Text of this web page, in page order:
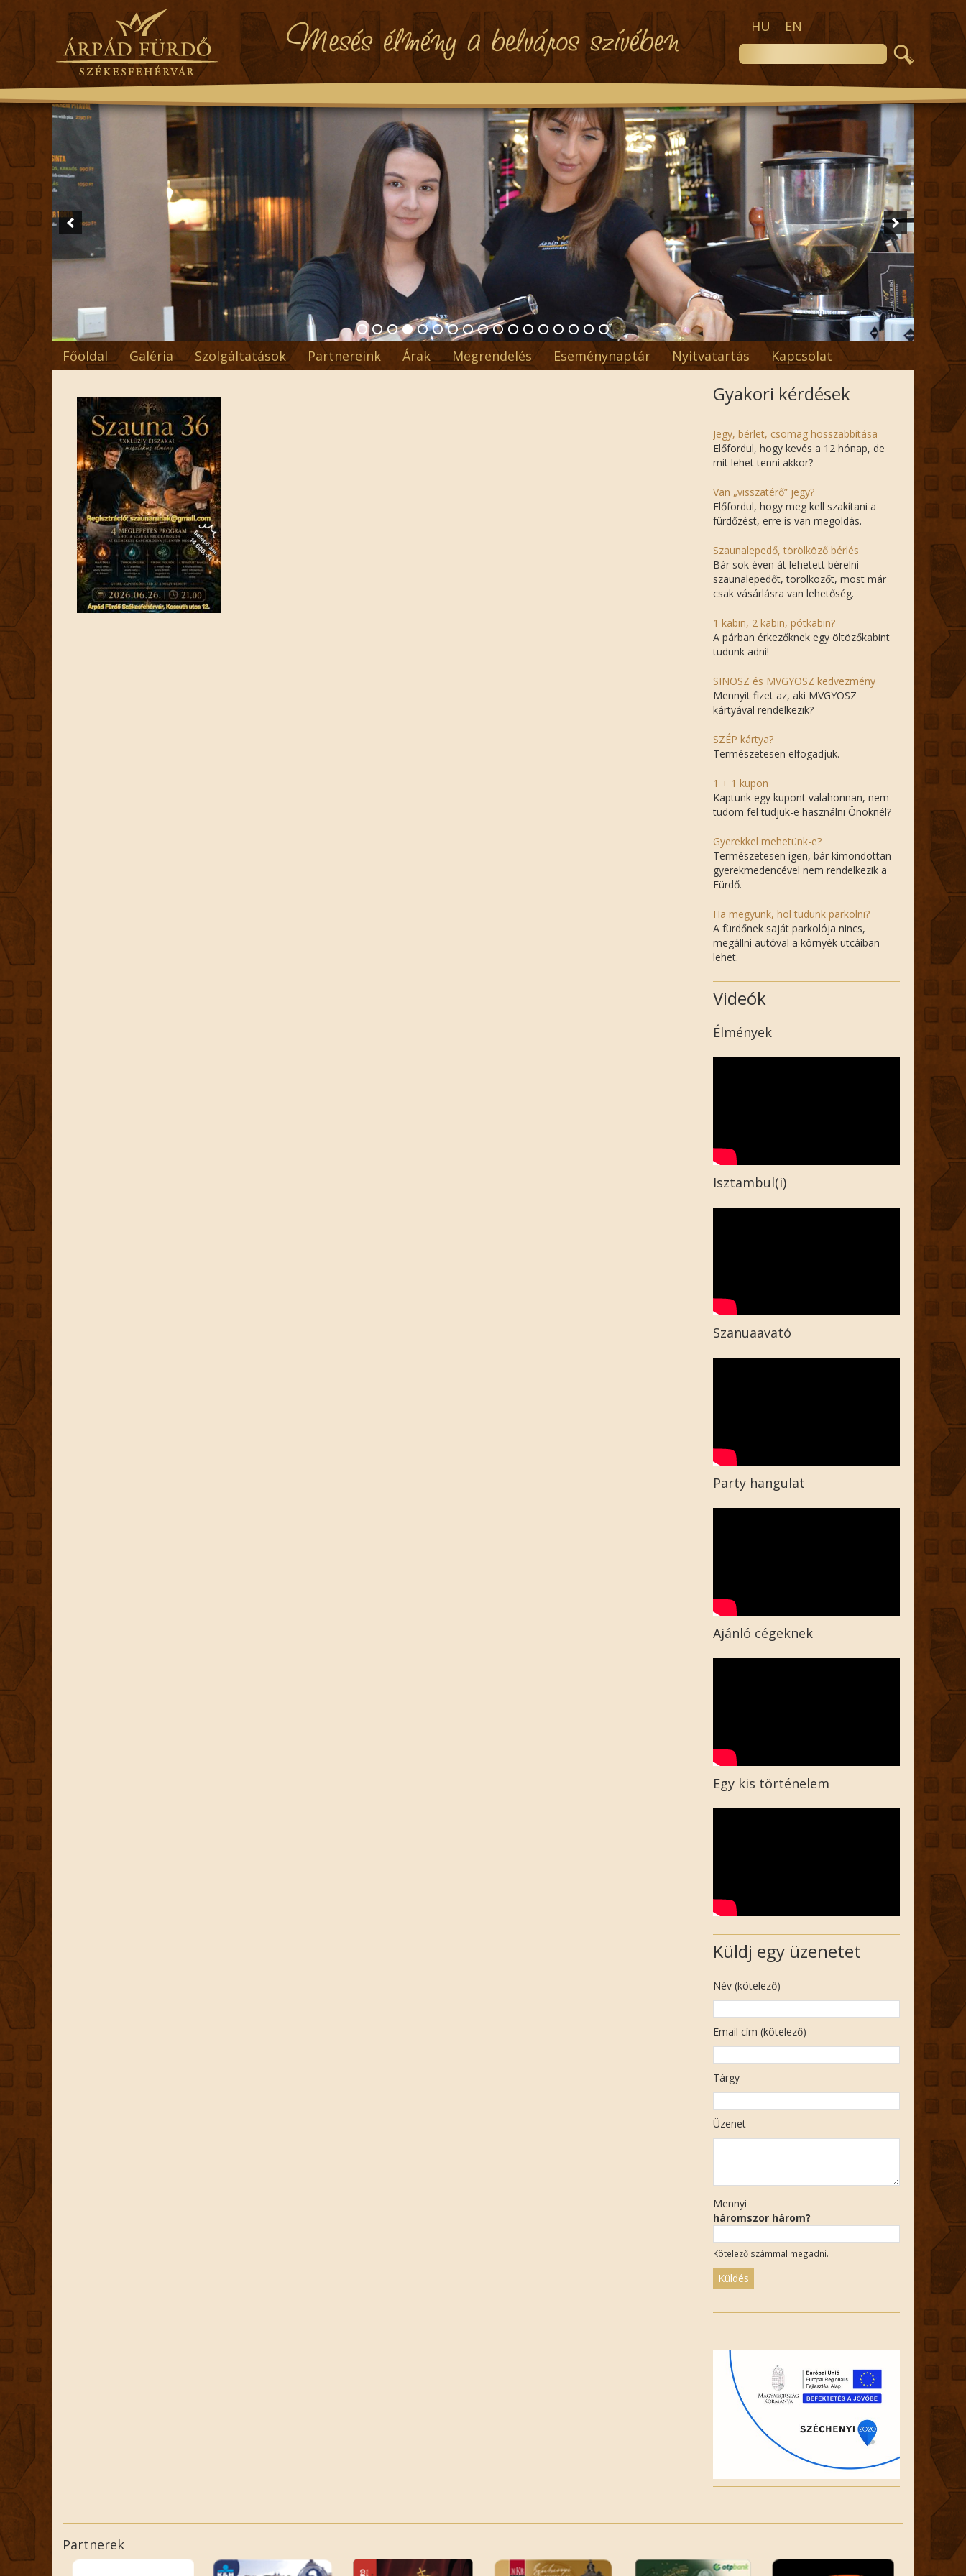
HU EN
Főoldal Galéria Szolgáltatások Partnereink Árak Megrendelés Eseménynaptár Nyitvatartás Kapcsolat
Gyakori kérdések
Jegy, bérlet, csomag hosszabbítása
Előfordul, hogy kevés a 12 hónap, de
mit lehet tenni akkor?
Van „visszatérő” jegy?
Előfordul, hogy meg kell szakítani a
fürdőzést, erre is van megoldás.
Szaunalepedő, törölköző bérlés
Bár sok éven át lehetett bérelni
szaunalepedőt, törölközőt, most már
csak vásárlásra van lehetőség.
1 kabin, 2 kabin, pótkabin?
A párban érkezőknek egy öltözőkabint
tudunk adni!
SINOSZ és MVGYOSZ kedvezmény
Mennyit fizet az, aki MVGYOSZ
kártyával rendelkezik?
SZÉP kártya?
Természetesen elfogadjuk.
1 + 1 kupon
Kaptunk egy kupont valahonnan, nem
tudom fel tudjuk-e használni Önöknél?
Gyerekkel mehetünk-e?
Természetesen igen, bár kimondottan
gyerekmedencével nem rendelkezik a
Fürdő.
Ha megyünk, hol tudunk parkolni?
A fürdőnek saját parkolója nincs,
megállni autóval a környék utcáiban
lehet.
Videók
Élmények
Isztambul(i)
Szanuaavató
Party hangulat
Ajánló cégeknek
Egy kis történelem
Küldj egy üzenetet
Név (kötelező)
Email cím (kötelező)
Tárgy
Üzenet
Mennyi
háromszor három?
Kötelező számmal megadni.
field
empty.
Partnerek